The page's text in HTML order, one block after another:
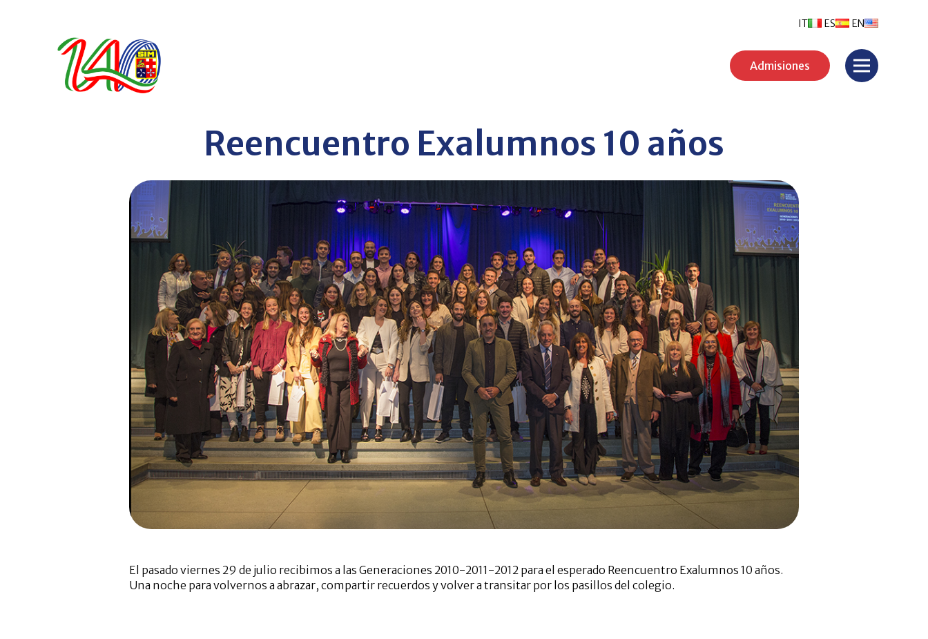
ES EN
IT
Admisiones
Reencuentro Exalumnos 10 años
El pasado viernes 29 de julio recibimos a las Generaciones 2010-2011-2012 para el esperado Reencuentro Exalumnos 10 años.
Una noche para volvernos a abrazar, compartir recuerdos y volver a transitar por los pasillos del colegio.